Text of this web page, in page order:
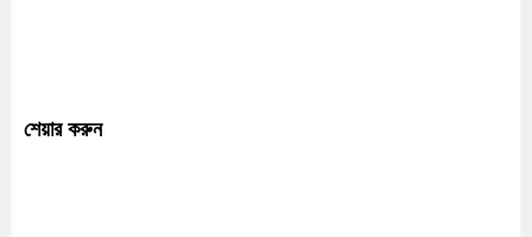
শেয়ার করুন